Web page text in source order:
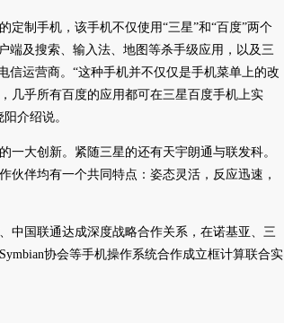
定制手机，该手机不仅使用“三星”和“百度”两个
端及搜索、输入法、地图等杀手级应用，以及三
信运营商。“这种手机并不仅仅是手机菜单上的改
几乎所有百度的应用都可在三星百度手机上实
介绍说。
大创新。紧随三星的还有天宇朗通与联发科。
伙伴均有一个共同特点：姿态灵活，反应迅速，
中国联通达成深度战略合作关系，在诺基亚、三
协会等手机操作系统合作成立框计算联合实